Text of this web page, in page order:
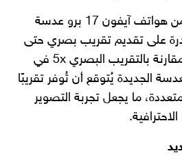
بحسب التسريب، ستتضمن هواتف آيفون 17 برو عدسة
على تقديم تقريب بصري حتى
8x، وهي قفزة ملحوظة مقارنة بالتقريب البصري 5x في
والعدسة الجديدة يُتوقع أن تُوفر تقريبًا
ما يجعل تجربة التصوير